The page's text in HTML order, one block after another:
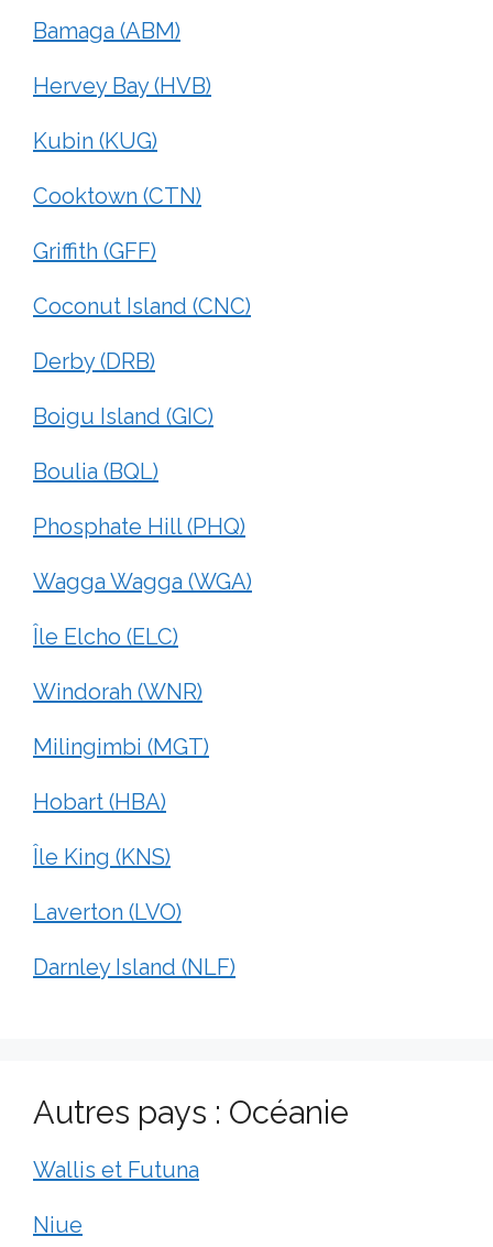
Bamaga (ABM)
Hervey Bay (HVB)
Kubin (KUG)
Cooktown (CTN)
Griffith (GFF)
Coconut Island (CNC)
Derby (DRB)
Boigu Island (GIC)
Boulia (BQL)
Phosphate Hill (PHQ)
Wagga Wagga (WGA)
Île Elcho (ELC)
Windorah (WNR)
Milingimbi (MGT)
Hobart (HBA)
Île King (KNS)
Laverton (LVO)
Darnley Island (NLF)
Autres pays : Océanie
Wallis et Futuna
Niue